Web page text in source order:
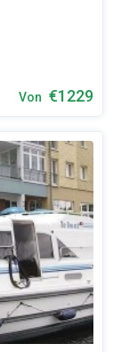
Von €1229